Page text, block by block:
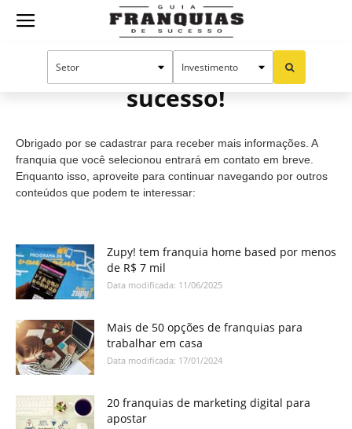
Guia
Cadastro efetuado com
sucesso!
Obrigado por se cadastrar para receber mais informações. A
franquia que você selecionou entrará em contato em breve.
Enquanto isso, aproveite para continuar navegando por outros
conteúdos que podem te interessar:
Zupy! tem franquia home based por menos
de R$ 7 mil
Data modificada: 11/06/2025
Mais de 50 opções de franquias para
trabalhar em casa
Data modificada: 17/01/2024
20 franquias de marketing digital para
apostar